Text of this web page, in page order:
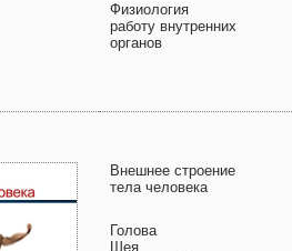
Физиология
работу внутренних
органов
Внешнее строение
тела человека
Голова
Шея